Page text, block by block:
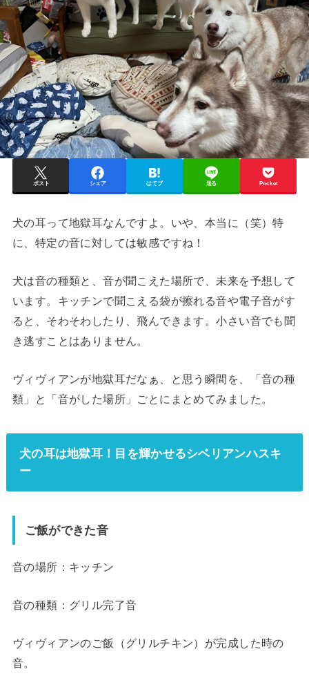
ポスト シェア はてブ 送る Pocket
犬の耳って地獄耳なんですよ。いや、本当に（笑）特
に、特定の音に対しては敏感ですね！
犬は音の種類と、音が聞こえた場所で、未来を予想して
います。キッチンで聞こえる袋が擦れる音や電子音がす
ると、そわそわしたり、飛んできます。小さい音でも聞
き逃すことはありません。
ヴィヴィアンが地獄耳だなぁ、と思う瞬間を、「音の種
類」と「音がした場所」ごとにまとめてみました。
犬の耳は地獄耳！目を輝かせるシベリアンハスキ
ー
ご飯ができた音
音の場所：キッチン
音の種類：グリル完了音
ヴィヴィアンのご飯（グリルチキン）が完成した時の
音。